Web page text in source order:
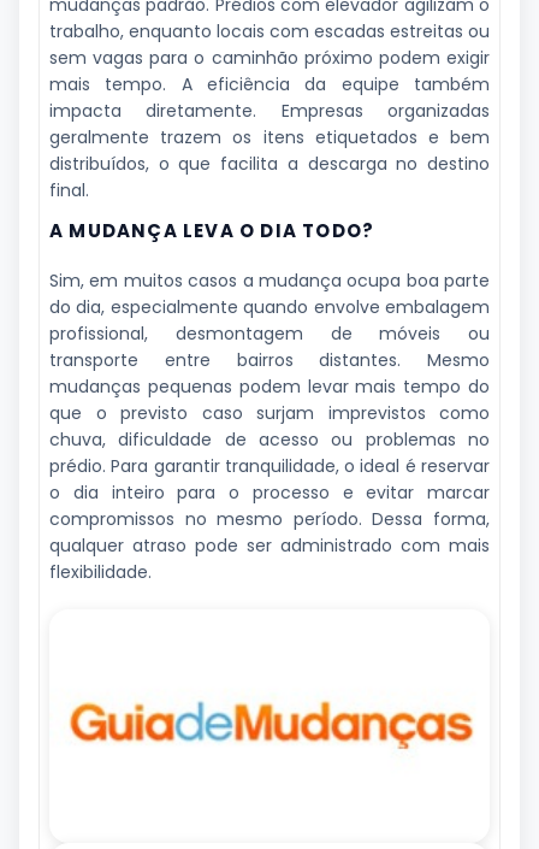
mudanças padrão. Prédios com elevador agilizam o
trabalho, enquanto locais com escadas estreitas ou
sem vagas para o caminhão próximo podem exigir
mais tempo. A eficiência da equipe também
impacta diretamente. Empresas organizadas
geralmente trazem os itens etiquetados e bem
distribuídos, o que facilita a descarga no destino
final.
A MUDANÇA LEVA O DIA TODO?
Sim, em muitos casos a mudança ocupa boa parte
do dia, especialmente quando envolve embalagem
profissional, desmontagem de móveis ou
transporte entre bairros distantes. Mesmo
mudanças pequenas podem levar mais tempo do
que o previsto caso surjam imprevistos como
chuva, dificuldade de acesso ou problemas no
prédio. Para garantir tranquilidade, o ideal é reservar
o dia inteiro para o processo e evitar marcar
compromissos no mesmo período. Dessa forma,
qualquer atraso pode ser administrado com mais
flexibilidade.